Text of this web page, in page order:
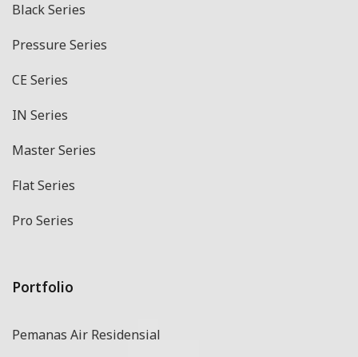
Black Series
Pressure Series
CE Series
IN Series
Master Series
Flat Series
Pro Series
Portfolio
Pemanas Air Residensial